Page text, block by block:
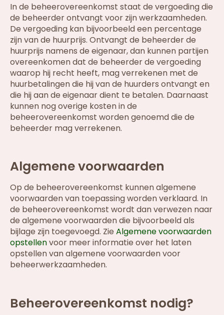
In de beheerovereenkomst staat de vergoeding die
de beheerder ontvangt voor zijn werkzaamheden.
De vergoeding kan bijvoorbeeld een percentage
zijn van de huurprijs. Ontvangt de beheerder de
huurprijs namens de eigenaar, dan kunnen partijen
overeenkomen dat de beheerder de vergoeding
waarop hij recht heeft, mag verrekenen met de
huurbetalingen die hij van de huurders ontvangt en
die hij aan de eigenaar dient te betalen. Daarnaast
kunnen nog overige kosten in de
beheerovereenkomst worden genoemd die de
beheerder mag verrekenen.
Algemene voorwaarden
Op de beheerovereenkomst kunnen algemene
voorwaarden van toepassing worden verklaard. In
de beheerovereenkomst wordt dan verwezen naar
de algemene voorwaarden die bijvoorbeeld als
bijlage zijn toegevoegd. Zie Algemene voorwaarden
opstellenvoor meer informatie over het laten
opstellen van algemene voorwaarden voor
beheerwerkzaamheden.
Beheerovereenkomst nodig?